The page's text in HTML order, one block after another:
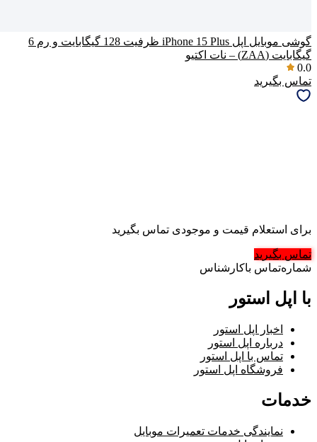
گوشی موبایل اپل iPhone 15 Plus ظرفیت 128 گیگابایت و رم 6
گیگابایت (ZAA) – نات اکتیو
0.0
تماس بگیرید
برای استعلام قیمت و موجودی تماس بگیرید
تماس بگیرید
شماره‌تماس‌ با‌کارشناس
با اپل استور
اخبار اپل استور
درباره اپل استور
تماس با اپل استور
فروشگاه اپل استور
خدمات
نمایندگی خدمات تعمیرات موبایل